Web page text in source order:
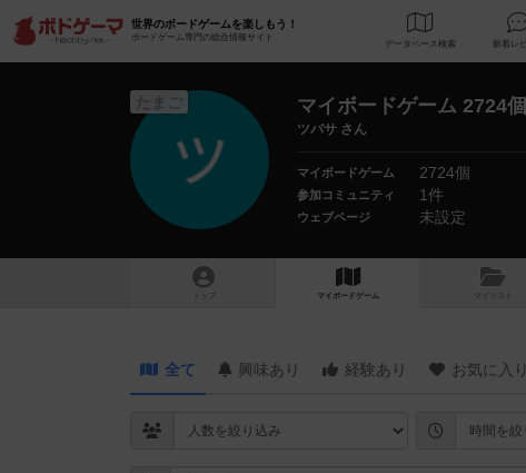
世界のボードゲームを楽しもう！
ボードゲーム専門の総合情報サイト
データベース 検索
たまご マイボードゲーム 2724個
ツバサ さん
マイボードゲーム 2724個
参加コミュニティ 1件
ウェブページ 未設定
トップ マイボードゲーム マイリスト
全て 興味あり 経験あり お気に入り